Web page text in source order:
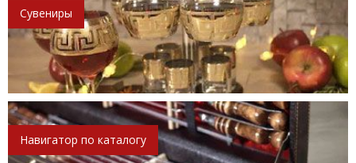
Сувениры
Навигатор по каталогу